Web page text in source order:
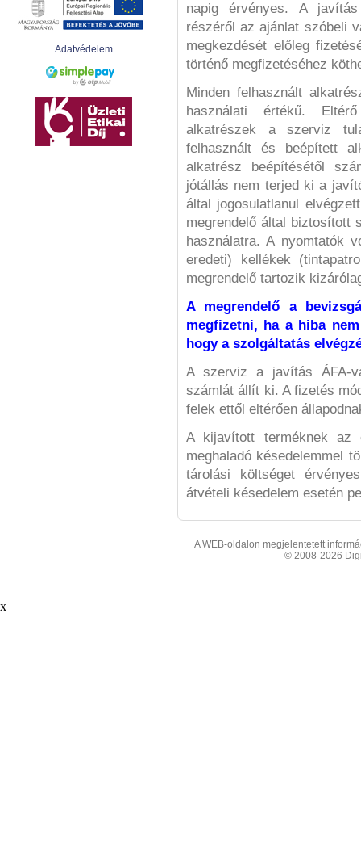
Adatvédelem
napig érvényes. A
részéről az ajánlat szóbeli
megkezdését előleg
történő megfizetéséhez
Minden felhasznált
használati értékű.
alkatrészek a szerviz
felhasznált és beépített
alkatrész beépítésétől
jótállás nem terjed ki a
által jogosulatlanul
megrendelő által biztosított
használatra. A nyomtatók
eredeti) kellékek
megrendelő tartozik
A megrendelő a
megfizetni, ha a hiba
hogy a szolgáltatás
A szerviz a javítás ÁFA-
számlát állít ki. A fizetés
felek ettől eltérően
A kijavított terméknek az
meghaladó késedelemmel
tárolási költséget
átvételi késedelem esetén
A WEB-oldalon megjelentetett
© 2008-2026
x